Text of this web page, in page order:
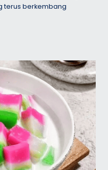
terus berkembang